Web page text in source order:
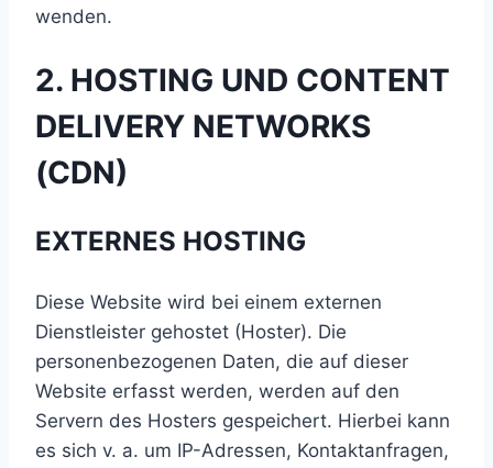
wenden.
2. HOSTING UND CONTENT
DELIVERY NETWORKS
(CDN)
EXTERNES HOSTING
Diese Website wird bei einem externen
Dienstleister gehostet (Hoster). Die
personenbezogenen Daten, die auf dieser
Website erfasst werden, werden auf den
Servern des Hosters gespeichert. Hierbei kann
es sich v. a. um IP-Adressen, Kontaktanfragen,